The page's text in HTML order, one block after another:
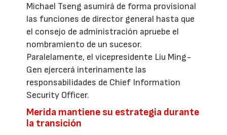
Michael Tseng asumirá de forma provisional
las funciones de director general hasta que
el consejo de administración apruebe el
nombramiento de un sucesor.
Paralelamente, el vicepresidente Liu Ming-
Gen ejercerá interinamente las
responsabilidades de Chief Information
Security Officer.
Merida mantiene su estrategia durante
la transición